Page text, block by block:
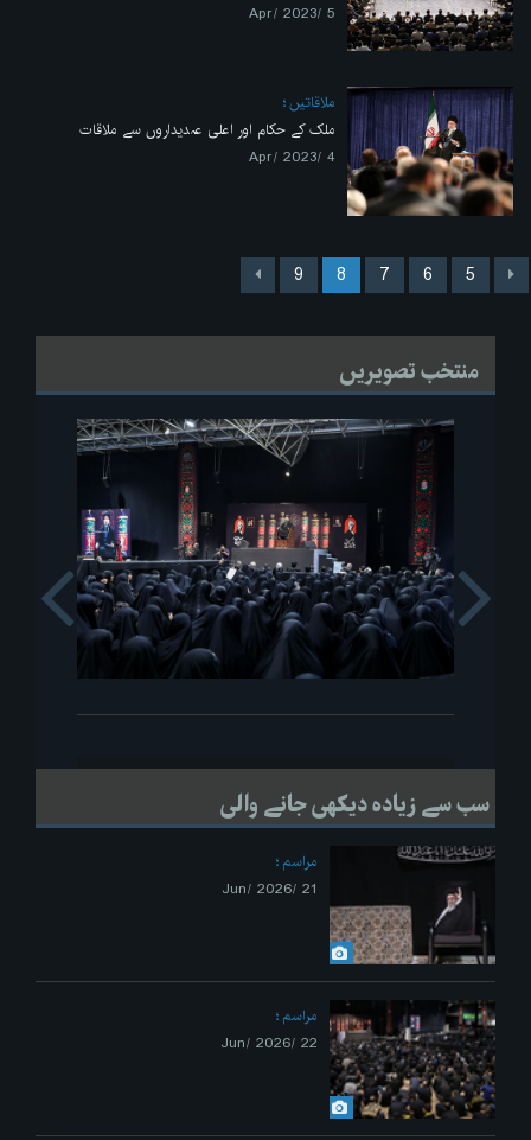
5 /Apr/ 2023
ملاقاتیں
ملک کے حکام اور اعلی عہدیداروں سے ملاقات
4 /Apr/ 2023
5
6
7
8
9
منتخب تصویریں
Next
سب سے زیادہ دیکھی جانے والی
مراسم
21 /Jun/ 2026
مراسم
22 /Jun/ 2026